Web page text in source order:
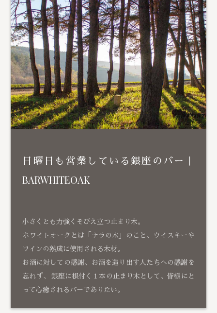
日曜日も営業している銀座のバー｜
BARWHITEOAK
小さくとも力強くそびえ立つ止まり木。
ホワイトオークとは「ナラの木」のこと、ウイスキーや
ワインの熟成に使用される木材。
お酒に対しての感謝、お酒を造り出す人たちへの感謝を
忘れず、 銀座に根付く１本の止まり木として、皆様にと
って心癒されるバーでありたい。